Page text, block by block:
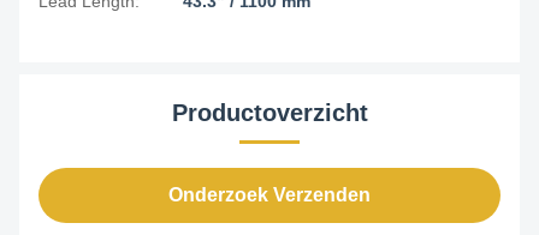
Productoverzicht
Onderzoek Verzenden